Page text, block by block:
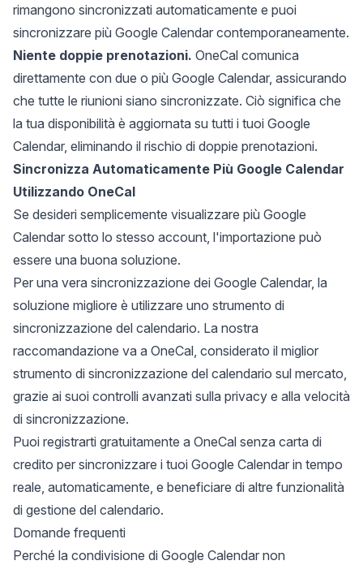
rimangono sincronizzati automaticamente e puoi
sincronizzare più Google Calendar contemporaneamente.
Niente doppie prenotazioni. OneCal comunica
direttamente con due o più Google Calendar, assicurando
che tutte le riunioni siano sincronizzate. Ciò significa che
la tua disponibilità è aggiornata su tutti i tuoi Google
Calendar, eliminando il rischio di doppie prenotazioni.
Sincronizza Automaticamente Più Google Calendar
Utilizzando OneCal
Se desideri semplicemente visualizzare più Google
Calendar sotto lo stesso account, l'importazione può
essere una buona soluzione.
Per una vera sincronizzazione dei Google Calendar, la
soluzione migliore è utilizzare uno strumento di
sincronizzazione del calendario. La nostra
raccomandazione va a OneCal, considerato il miglior
strumento di sincronizzazione del calendario sul mercato,
grazie ai suoi controlli avanzati sulla privacy e alla velocità
di sincronizzazione.
Puoi registrarti gratuitamente a OneCal senza carta di
credito per sincronizzare i tuoi Google Calendar in tempo
reale, automaticamente, e beneficiare di altre funzionalità
di gestione del calendario.
Domande frequenti
Perché la condivisione di Google Calendar non